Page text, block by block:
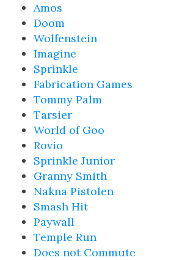
Amos
Doom
Wolfenstein
Imagine
Sprinkle
Fabrication Games
Tommy Palm
Tarsier
World of Goo
Rovio
Sprinkle Junior
Granny Smith
Nakna Pistolen
Smash Hit
Paywall
Temple Run
Does not Commute